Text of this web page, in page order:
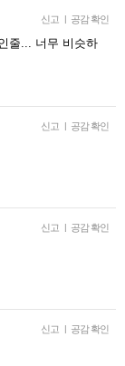
신고 | 공감 확인
줄... 너무 비슷하
신고 | 공감 확인
신고 | 공감 확인
신고 | 공감 확인